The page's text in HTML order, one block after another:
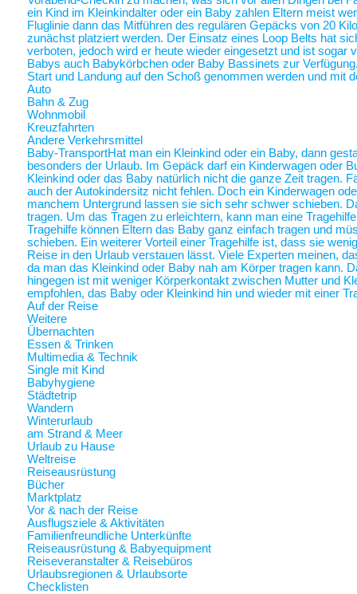
ein Kind im Kleinkindalter oder ein Baby zahlen Eltern meist
Fluglinie dann das Mitführen des regulären Gepäcks von 20
zunächst platziert werden. Der Einsatz eines Loop Belts hat
verboten, jedoch wird er heute wieder eingesetzt und ist sogar
Babys auch Babykörbchen oder Baby Bassinets zur
Start und Landung auf den Schoß genommen werden und mit
Auto
Bahn & Zug
Wohnmobil
Kreuzfahrten
Andere Verkehrsmittel
Baby-TransportHat man ein Kleinkind oder ein Baby, dann
besonders der Urlaub. Im Gepäck darf ein Kinderwagen oder
Kleinkind oder das Baby natürlich nicht die ganze Zeit tragen.
auch der Autokindersitz nicht fehlen. Doch ein Kinderwagen
manchem Untergrund lassen sie sich sehr schwer schieben.
tragen. Um das Tragen zu erleichtern, kann man eine
Tragehilfe können Eltern das Baby ganz einfach tragen und
schieben. Ein weiterer Vorteil einer Tragehilfe ist, dass sie
Reise in den Urlaub verstauen lässt. Viele Experten meinen,
da man das Kleinkind oder Baby nah am Körper tragen kann.
hingegen ist mit weniger Körperkontakt zwischen Mutter und
empfohlen, das Baby oder Kleinkind hin und wieder mit einer
Auf der Reise
Weitere
Übernachten
Essen & Trinken
Multimedia & Technik
Single mit Kind
Babyhygiene
Städtetrip
Wandern
Winterurlaub
am Strand & Meer
Urlaub zu Hause
Weltreise
Reiseausrüstung
Bücher
Marktplatz
Vor & nach der Reise
Ausflugsziele & Aktivitäten
Familienfreundliche Unterkünfte
Reiseausrüstung & Babyequipment
Reiseveranstalter & Reisebüros
Urlaubsregionen & Urlaubsorte
Checklisten